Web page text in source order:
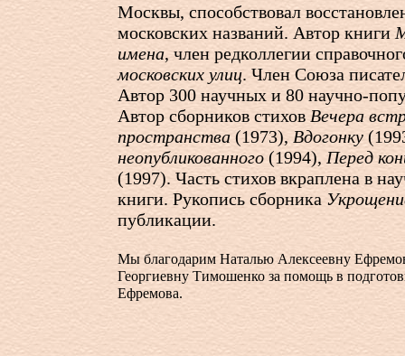
Москвы, способствовал
московских названий. Автор книги
имена, член редколлегии
московских улиц. Член Союза
Автор 300 научных и 80 научно-
Автор сборников стихов Вечера
пространства (1973), Вдогонку
неопубликованного (1994), Перед
(1997). Часть стихов вкраплена в
книги. Рукопись сборника
публикации.
Мы благодарим Наталью Алексеевну
Георгиевну Тимошенко за помощь в
Ефремова.